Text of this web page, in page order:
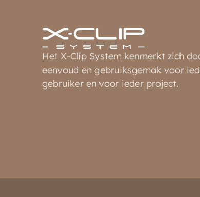
Het X-Clip System kenmerkt zich
eenvoud en gebruiksgemak voor
gebruiker en voor ieder project.